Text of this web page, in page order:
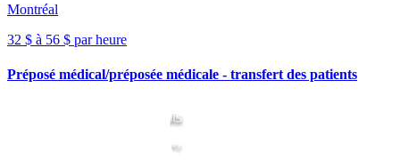
Montréal
32 $ à 56 $ par heure
Préposé médical/préposée médicale - transfert des patients